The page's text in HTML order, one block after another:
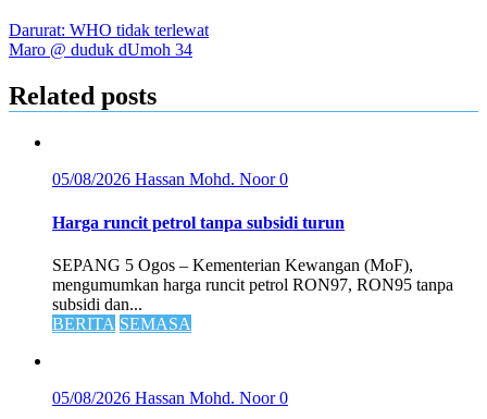
Darurat: WHO tidak terlewat
Maro @ duduk dUmoh 34
Related posts
05/08/2026 Hassan Mohd. Noor0
Harga runcit petrol tanpa subsidi turun
SEPANG 5 Ogos – Kementerian Kewangan (MoF),
mengumumkan harga runcit petrol RON97, RON95 tanpa
subsidi dan...
BERITA SEMASA
05/08/2026 Hassan Mohd. Noor0